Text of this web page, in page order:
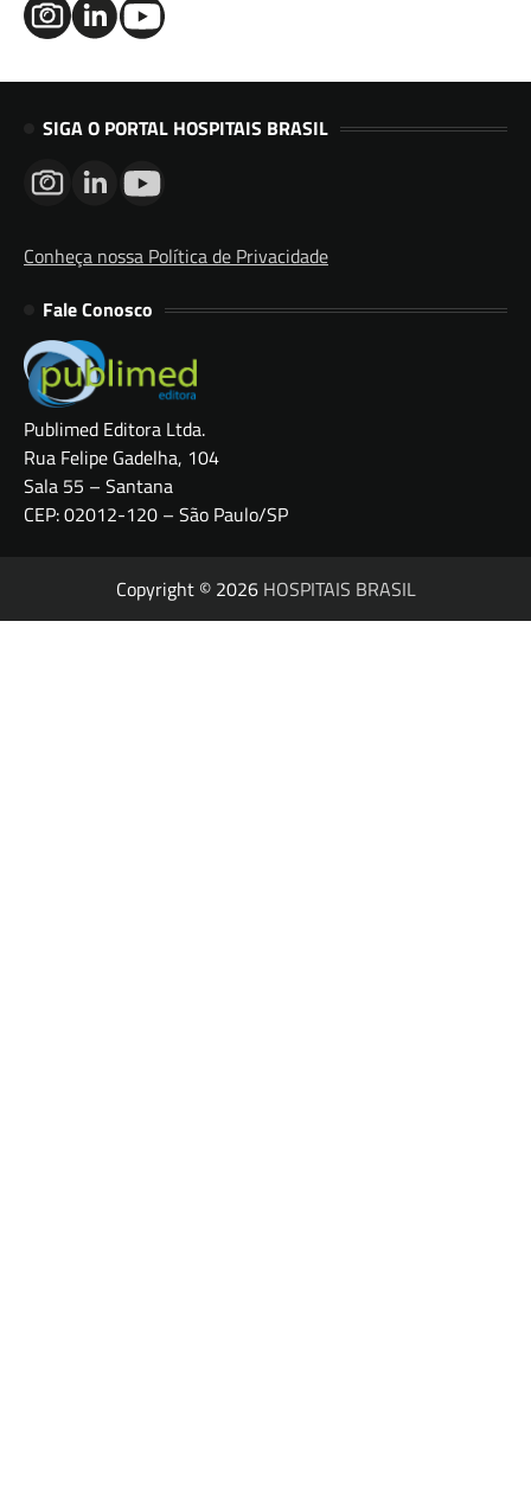
SIGA O PORTAL HOSPITAIS BRASIL
Conheça nossa Política de Privacidade
Fale Conosco
Publimed Editora Ltda.
Rua Felipe Gadelha, 104
Sala 55 – Santana
CEP: 02012-120 – São Paulo/SP
Copyright © 2026 HOSPITAIS BRASIL